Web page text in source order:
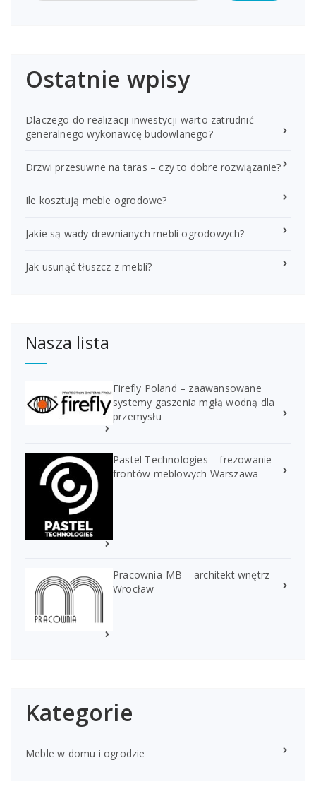
Ostatnie wpisy
Dlaczego do realizacji inwestycji warto zatrudnić
generalnego wykonawcę budowlanego?
Drzwi przesuwne na taras – czy to dobre rozwiązanie?
Ile kosztują meble ogrodowe?
Jakie są wady drewnianych mebli ogrodowych?
Jak usunąć tłuszcz z mebli?
Nasza lista
Firefly Poland – zaawansowane
systemy gaszenia mgłą wodną dla
przemysłu
Pastel Technologies – frezowanie
frontów meblowych Warszawa
Pracownia-MB – architekt wnętrz
Wrocław
Kategorie
Meble w domu i ogrodzie